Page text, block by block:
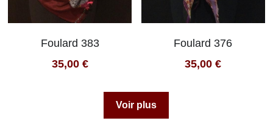
Foulard 383
35,00 €
Foulard 376
35,00 €
Voir plus